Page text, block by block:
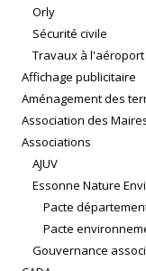
Orly
Sécurité civile
Travaux à
Affichage publicitaire
Aménagement des
Association des
Associations
AJUV
Essonne Nature
Pacte
Pacte
Gouvernance